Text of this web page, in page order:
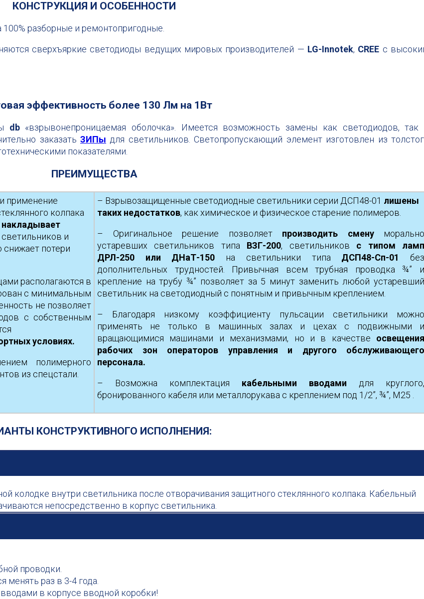
КОНСТРУКЦИЯ И ОСОБЕННОСТИ
разборные и ремонтопригодные.
сверхъяркие светодиоды ведущих мировых производителей — LG-Innotek, CREE с
эффективность более 130 Лм на 1Вт
db«взрывонепроницаемая оболочка». Имеется возможность замены как светодиодов, так
заказать ЗИПы для светильников. Светопропускающий элемент изготовлен из
показателями.
ПРЕИМУЩЕСТВА
применение
колпака
накладывает
и
снижает потери
располагаются в
с минимальным
не позволяет
с собственным
условиях.
полимерного
из спецстали.
– Взрывозащищенные светодиодные светильники серии ДСП48-01 лишены
таких недостатков, как химическое и физическое старение полимеров.
– Оригинальное решение позволяет производить сменуморально
устаревших светильников типа ВЗГ-200, светильников с типом
ДРЛ-250 или ДНаТ-150 на светильники типа ДСП48-Сп-01
дополнительных трудностей. Привычная всем трубная проводка ¾” и
крепление на трубу ¾” позволяет за 5 минут заменить любой устаревший
светильник на светодиодный с понятным и привычным креплением.
– Благодаря низкому коэффициенту пульсации светильники можно
применять не только в машинных залах и цехах с подвижными и
вращающимися машинами и механизмами, но и в качестве освещения
рабочих зон операторов управления и другого обслуживающего
персонала.
– Возможна комплектация кабельными вводами для круглого,
бронированного кабеля или металлорукава с креплением под 1/2”, ¾”, М25 .
КОНСТРУКТИВНОГО ИСПОЛНЕНИЯ:
колодке внутри светильника после отворачивания защитного стеклянного колпака. Кабельный
непосредственно в корпус светильника.
проводки.
раз в 3-4 года.
в корпусе вводной коробки!